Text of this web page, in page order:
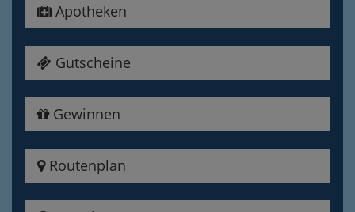
Apotheken
Gutscheine
Gewinnen
Routenplan